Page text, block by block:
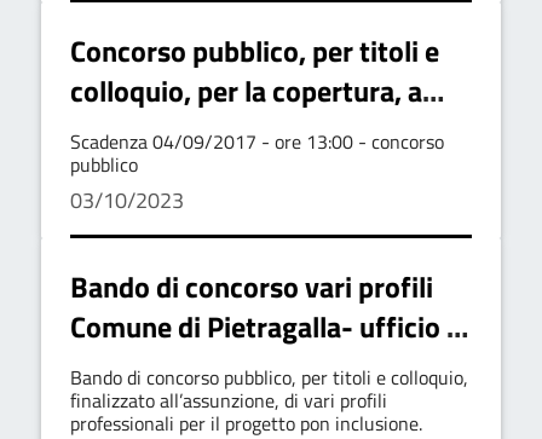
previa pubblicazione del bando
Concorso pubblico, per titoli e
colloquio, per la copertura, a
tempo determinato e part time,
di n. 3 posti di "insegnante
scuola dell'infanzia categoria c
posizione economica c1
Scadenza 04/09/2017 - ore 13:00 - concorso
pubblico
03/10/2023
Bando di concorso vari profili
Comune di Pietragalla- ufficio di
piano - ambito n. 1 -Alto
Basento
Bando di concorso pubblico, per titoli e colloquio,
finalizzato all’assunzione, di vari profili
professionali per il progetto pon inclusione.